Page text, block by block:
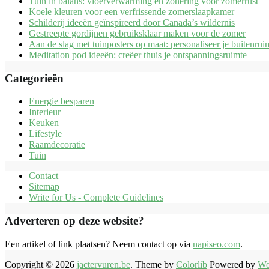
Koele kleuren voor een verfrissende zomerslaapkamer
Schilderij ideeën geïnspireerd door Canada’s wildernis
Gestreepte gordijnen gebruiksklaar maken voor de zomer
Aan de slag met tuinposters op maat: personaliseer je
Meditation pod ideeën: creëer thuis je ontspanningsruimte
Categorieën
Energie besparen
Interieur
Keuken
Lifestyle
Raamdecoratie
Tuin
Contact
Sitemap
Write for Us - Complete Guidelines
Adverteren op deze website?
Een artikel of link plaatsen? Neem contact op via napiseo.com.
Copyright © 2026 jactervuren.be. Theme by Colorlib Powered by